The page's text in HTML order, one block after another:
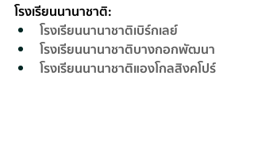
โรงเรียนนานาชาติ:
โรงเรียนนานาชาติเบิร์กเลย์
โรงเรียนนานาชาติบางกอกพัฒนา
โรงเรียนนานาชาติแองโกลสิงคโปร์